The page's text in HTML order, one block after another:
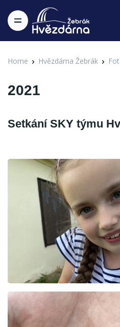
Home Hvězdárna Žebrák
2021
Setkání SKY týmu